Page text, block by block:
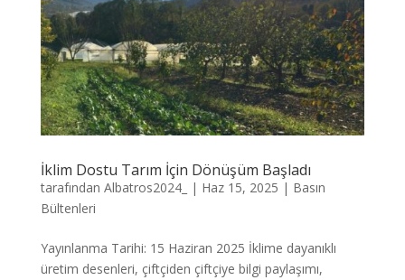
İklim Dostu Tarım İçin Dönüşüm Başladı
tarafından Albatros2024_ | Haz 15, 2025 | Basın
Bültenleri
Yayınlanma Tarihi: 15 Haziran 2025 İklime dayanıklı
üretim desenleri, çiftçiden çiftçiye bilgi paylaşımı,